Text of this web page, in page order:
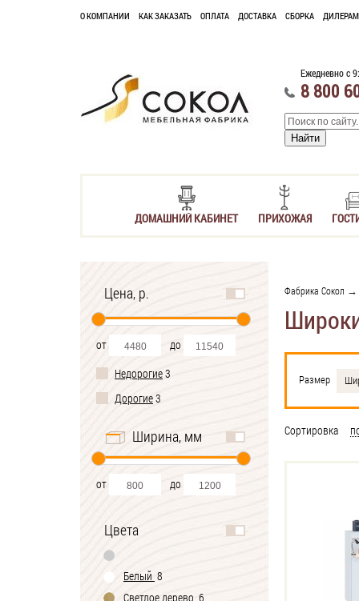
О КОМПАНИИ КАК ЗАКАЗАТЬ ОПЛАТА ДОСТАВКА СБОРКА ДИЛЕРАМ
Ежедневно с
8 800
ДОМАШНИЙ КАБИНЕТ ПРИХОЖАЯ
Цена, р.
от
до
Недорогие3
Дорогие3
Ширина, мм
от до
Цвета
Белый 8
Светлое дерево 6
Фабрика Сокол →
Размер
Сортировка